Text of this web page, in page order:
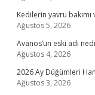
Kedilerin yavru bakımı
Ağustos 5, 2026
Avanos’un eski adı
Ağustos 4, 2026
2026 Ay Düğümleri
Ağustos 3, 2026